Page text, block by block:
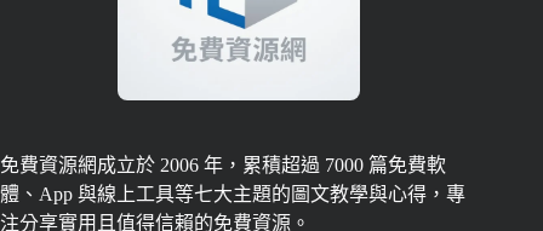
免費資源網成立於 2006 年，累積超過 7000 篇免費軟
體、App 與線上工具等七大主題的圖文教學與心得，專
注分享實用且值得信賴的免費資源。